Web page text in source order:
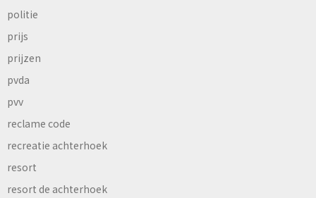
politie
prijs
prijzen
pvda
pvv
reclame code
recreatie achterhoek
resort
resort de achterhoek